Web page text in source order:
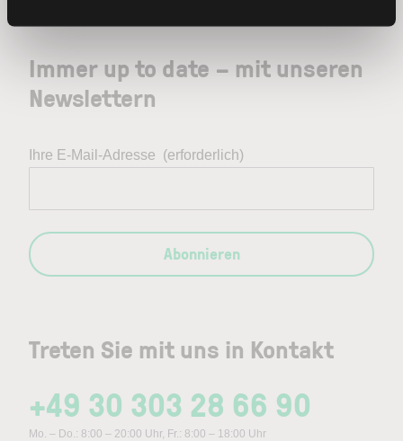
Treten Sie mit uns in Kontakt
+49 30 303 28 66 90
Mo. – Do.: 8:00 – 20:00 Uhr, Fr.: 8:00 – 18:00 Uhr
Immer up to date – mit unseren
Newslettern
Ihre E-Mail-Adresse (erforderlich)
Abonnieren